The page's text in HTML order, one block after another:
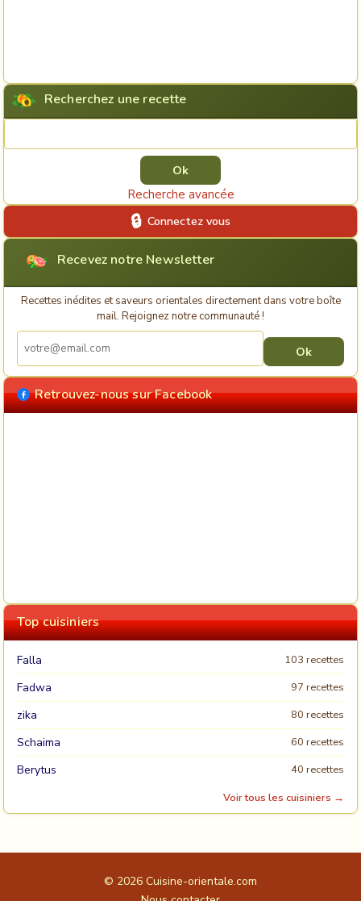
Recherchez une recette
Recherche avancée
Connectez vous
Recevez notre Newsletter
Recettes inédites et saveurs orientales directement dans votre boîte
mail. Rejoignez notre communauté !
Retrouvez-nous sur Facebook
Top cuisiniers
Falla 103 recettes
Fadwa 97 recettes
zika 80 recettes
Schaima 60 recettes
Berytus
40 recettes
Voir tous les cuisiniers →
© 2026 Cuisine-orientale.com